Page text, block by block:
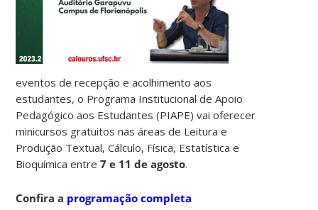
eventos de recepção e acolhimento aos
estudantes, o Programa Institucional de Apoio
Pedagógico aos Estudantes (PIAPE) vai oferecer
minicursos gratuitos nas áreas de Leitura e
Produção Textual, Cálculo, Física, Estatística e
Bioquímica entre7 e 11 de agosto.
Confira a programação completa